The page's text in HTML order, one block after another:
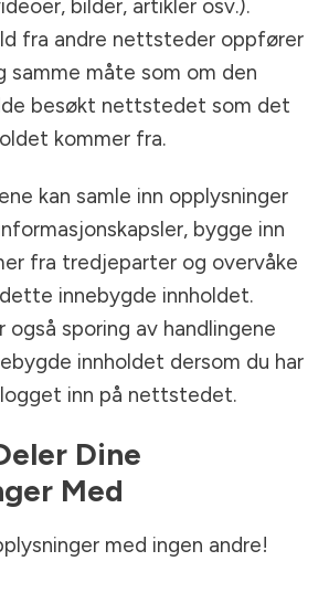
bilder, artikler osv.).
fra andre nettsteder oppfører
samme måte som om den
besøkt nettstedet som det
kommer fra.
kan samle inn opplysninger
bygge inn
fra tredjeparter og overvåke
innebygde innholdet.
sporing av handlingene
innholdet dersom du har
inn på nettstedet.
Dine
Med
med ingen andre!